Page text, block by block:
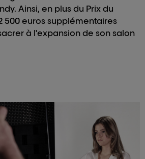
Ainsi, en plus du Prix du
500 euros supplémentaires
à l'expansion de son salon